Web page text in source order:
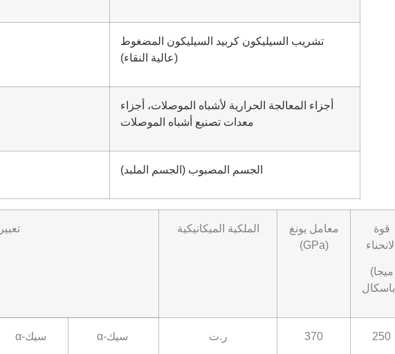
تشريب السيليكون كربيد السيليكون المضغوط
(عالية النقاء)
أجزاء المعالجة الحرارية لأشباه الموصلات، أجزاء
معدات تصنيع أشباه الموصلات
الجسم المصبوب (الجسم الملبد)
تعبير الملكية الميكانيكية
معامل يونغ
(GPa)
قوة
(ميجا
ر.ت 370 250